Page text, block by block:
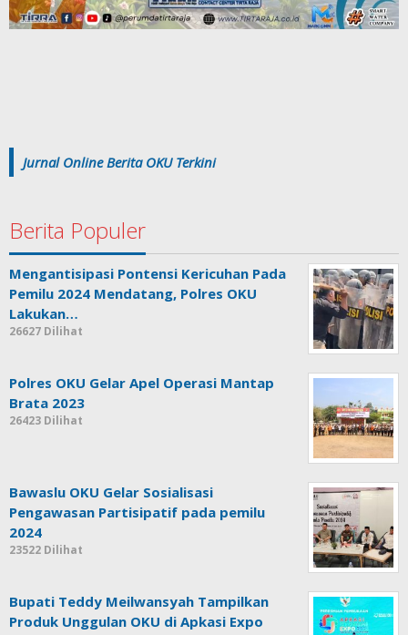
Jurnal Online Berita OKU Terkini
Berita Populer
Mengantisipasi Pontensi Kericuhan Pada
Pemilu 2024 Mendatang, Polres OKU
Lakukan…
26627 Dilihat
Polres OKU Gelar Apel Operasi Mantap
Brata 2023
26423 Dilihat
Bawaslu OKU Gelar Sosialisasi
Pengawasan Partisipatif pada pemilu
2024
23522 Dilihat
Bupati Teddy Meilwansyah Tampilkan
Produk Unggulan OKU di Apkasi Expo